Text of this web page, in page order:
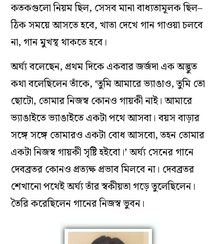
কতকগুলো নিয়ম ছিল, সেসব মানা বাধ্যতামূলক ছিল–
ঠিক সময়ে আসতে হবে, খাতা দেখে গান গাওয়া চলবে
না, গান মুখস্থ থাকতে হবে।
অর্ঘ্য বলেছেন, প্রথম দিকে একবার জর্জদা এক অদ্ভুত
কথা বলেছিলেন তাঁকে, ‘তুমি আমারে ভ্যাঙাও, তুমি তো
ছোটো, তোমার নিজস্ব কোনও গায়কী নাই। আমারে
ভ্যাঙাইতে ভ্যাঙাইতে একটা পথে আসবা। বয়স বাড়ার
সঙ্গে সঙ্গে তোমারও একটা বোধ আসবো, তহন তোমার
একটা নিজস্ব গায়কী সৃষ্টি হইবো।’ অর্ঘ্য সেনের গানে
দেবব্রতর কোনও প্রত্যক্ষ প্রভাব মিলবে না। দেবব্রতর
শেখানো পথেই অর্ঘ্য তাঁর স্বকীয়তা গড়ে তুলেছিলেন।
তৈরি করেছিলেন গানের নিজস্ব ভুবন।